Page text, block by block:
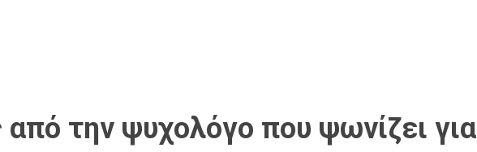
την ψυχολόγο που ψωνίζει για